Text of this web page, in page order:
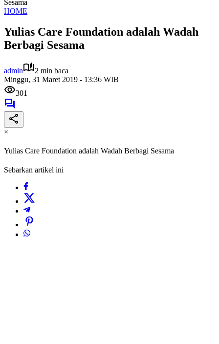
Sesama
HOME
Yulias Care Foundation adalah Wadah
Berbagi Sesama
admin
2 min baca
Minggu, 31 Maret 2019 - 13:36 WIB
301
×
Yulias Care Foundation adalah Wadah Berbagi Sesama
Sebarkan artikel ini